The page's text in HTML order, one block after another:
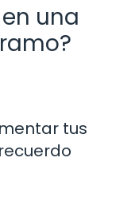
una
tus